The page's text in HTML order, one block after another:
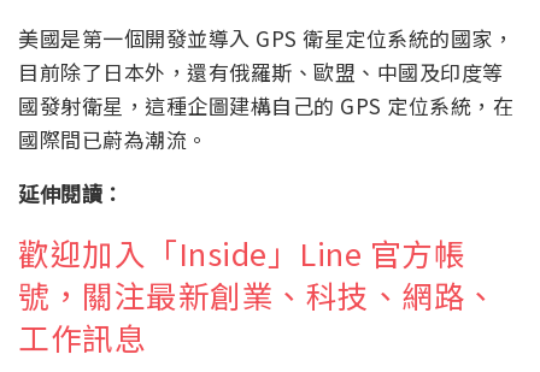
美國是第一個開發並導入 GPS 衛星定位系統的國家，
目前除了日本外，還有俄羅斯、歐盟、中國及印度等
國發射衛星，這種企圖建構自己的 GPS 定位系統，在
國際間已蔚為潮流。
延伸閱讀：
歡迎加入「Inside」Line 官方帳
號，關注最新創業、科技、網路、
工作訊息